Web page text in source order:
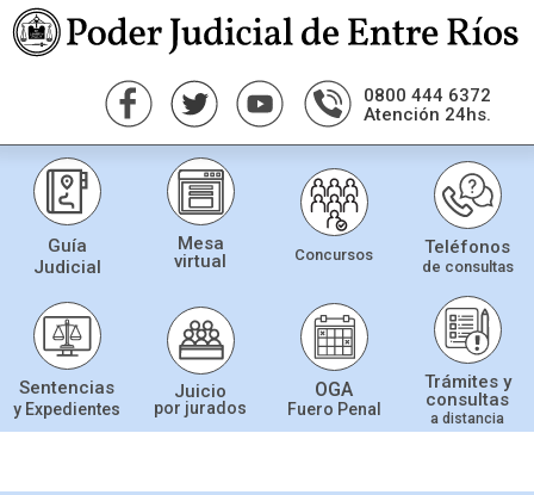
0800 444 6372
Atención 24hs.
Guía
Judicial
Mesa
virtual
Concursos Teléfonos
de consultas
Sentencias
y Expedientes
Juicio
por jurados
OGA
Fuero Penal
Trámites y
consultas
a distancia